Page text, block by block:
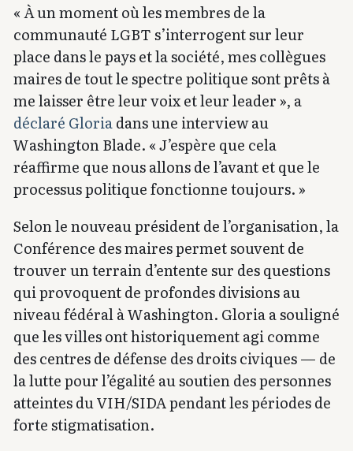
« À un moment où les membres de la
communauté LGBT s’interrogent sur leur
place dans le pays et la société, mes collègues
maires de tout le spectre politique sont prêts à
me laisser être leur voix et leur leader », a
déclaré Gloriadans une interview au
Washington Blade. « J’espère que cela
réaffirme que nous allons de l’avant et que le
processus politique fonctionne toujours. »
Selon le nouveau président de l’organisation, la
Conférence des maires permet souvent de
trouver un terrain d’entente sur des questions
qui provoquent de profondes divisions au
niveau fédéral à Washington. Gloria a souligné
que les villes ont historiquement agi comme
des centres de défense des droits civiques — de
la lutte pour l’égalité au soutien des personnes
atteintes du VIH/SIDA pendant les périodes de
forte stigmatisation.